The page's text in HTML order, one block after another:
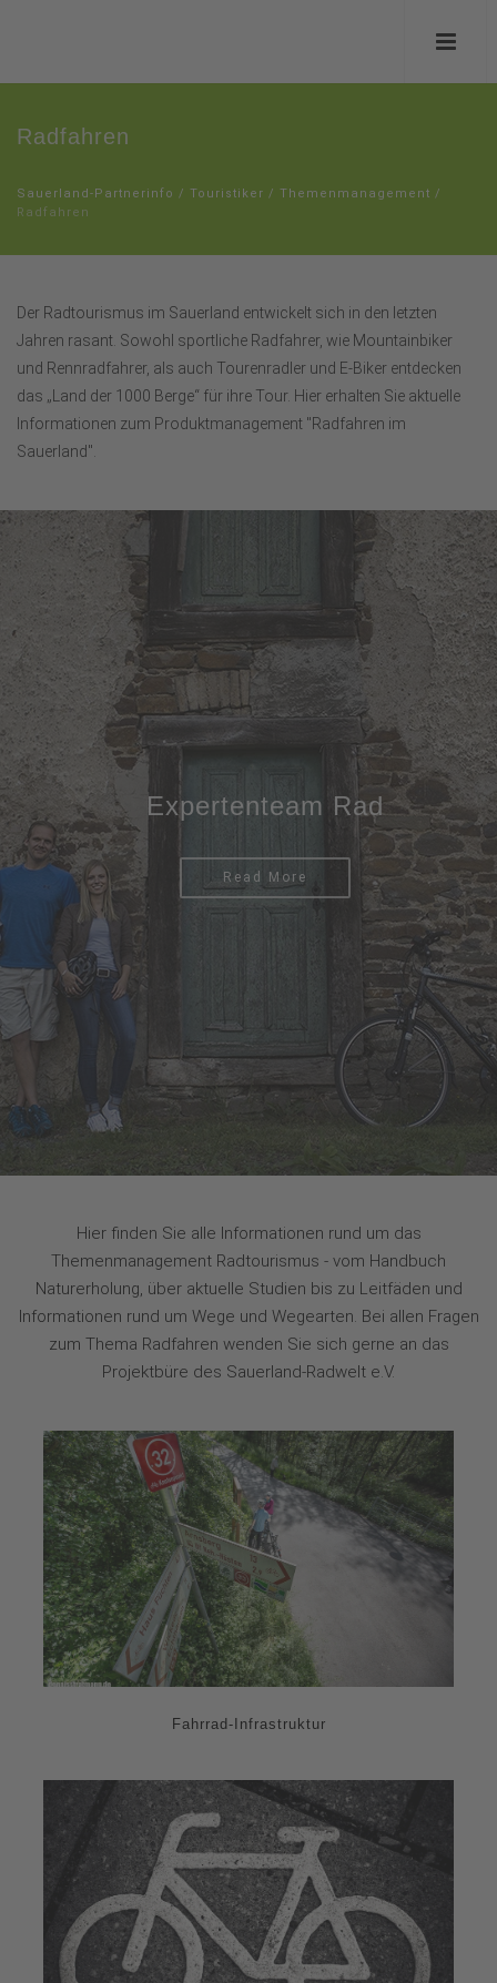
Radfahren
Sauerland-Partnerinfo / Touristiker / Themenmanagement /
Radfahren
Der Radtourismus im Sauerland entwickelt sich in den letzten
Jahren rasant. Sowohl sportliche Radfahrer, wie Mountainbiker
und Rennradfahrer, als auch Tourenradler und E-Biker entdecken
das „Land der 1000 Berge“ für ihre Tour. Hier erhalten Sie aktuelle
Informationen zum Produktmanagement "Radfahren im
Sauerland".
Expertenteam Rad
Read More
Hier finden Sie alle Informationen rund um das
Themenmanagement Radtourismus - vom Handbuch
Naturerholung, über aktuelle Studien bis zu Leitfäden und
Informationen rund um Wege und Wegearten. Bei allen Fragen
zum Thema Radfahren wenden Sie sich gerne an das
Projektbüre des Sauerland-Radwelt e.V.
Fahrrad-Infrastruktur